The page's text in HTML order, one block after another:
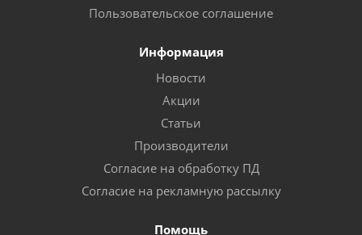
Пользовательское соглашение
Информация
Новости
Акции
Статьи
Производители
Согласие на обработку ПД
Согласие на рекламную рассылку
Помощь